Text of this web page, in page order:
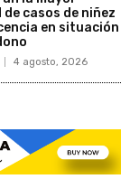
casos de niñez
en situación
4 agosto, 2026